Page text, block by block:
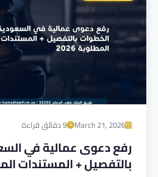
March 21, 2026 9 دقائق قراءة
رفع دعوى عمالية في
بالتفصيل + المستندات